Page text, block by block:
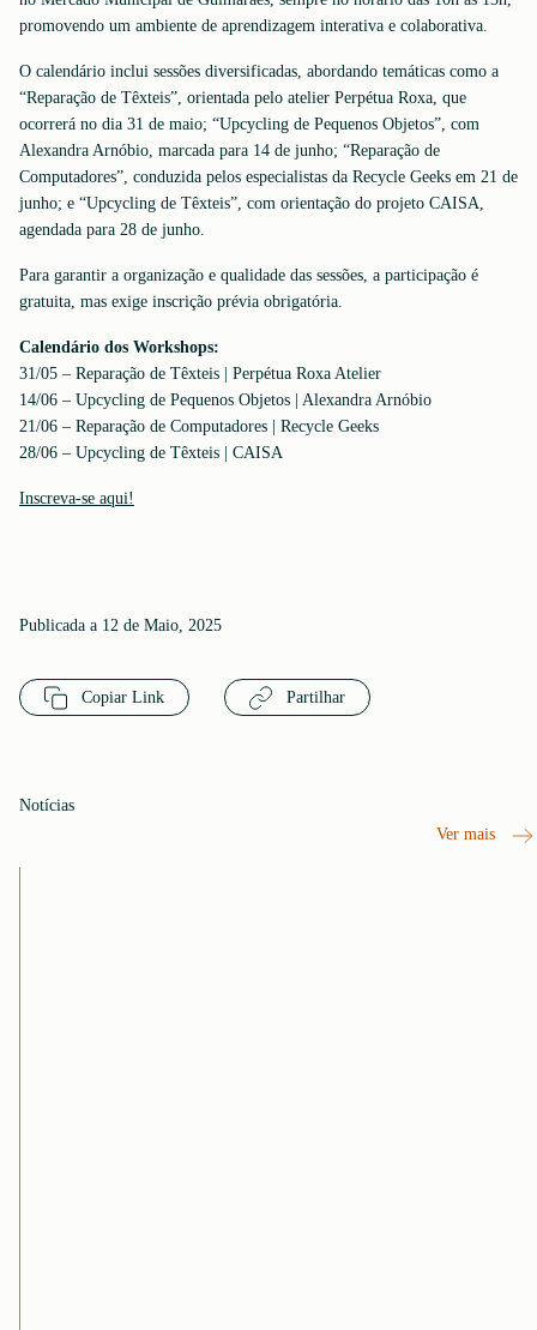
promovendo um ambiente de aprendizagem interativa e colaborativa.
O calendário inclui sessões diversificadas, abordando temáticas como a
“Reparação de Têxteis”, orientada pelo atelier Perpétua Roxa, que
ocorrerá no dia 31 de maio; “Upcycling de Pequenos Objetos”, com
Alexandra Arnóbio, marcada para 14 de junho; “Reparação de
Computadores”, conduzida pelos especialistas da Recycle Geeks em 21 de
junho; e “Upcycling de Têxteis”, com orientação do projeto CAISA,
agendada para 28 de junho.
Para garantir a organização e qualidade das sessões, a participação é
gratuita, mas exige inscrição prévia obrigatória.
Calendário dos Workshops:
31/05 – Reparação de Têxteis | Perpétua Roxa Atelier
14/06 – Upcycling de Pequenos Objetos | Alexandra Arnóbio
21/06 – Reparação de Computadores | Recycle Geeks
28/06 – Upcycling de Têxteis | CAISA
Inscreva-se aqui!
Publicada a 12 de Maio, 2025
Copiar Link Partilhar
Notícias
Ver mais